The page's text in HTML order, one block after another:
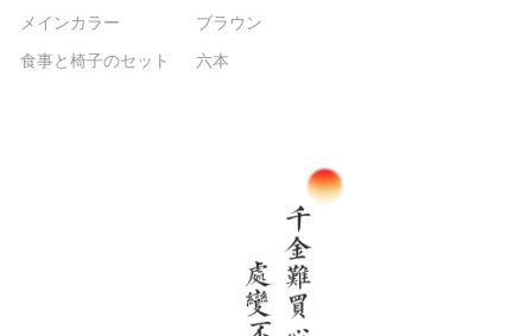
メインカラー
ブラウン
食事と椅子のセット
六本